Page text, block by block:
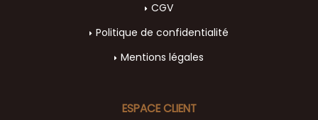
CGV
Politique de confidentialité
Mentions légales
ESPACE CLIENT